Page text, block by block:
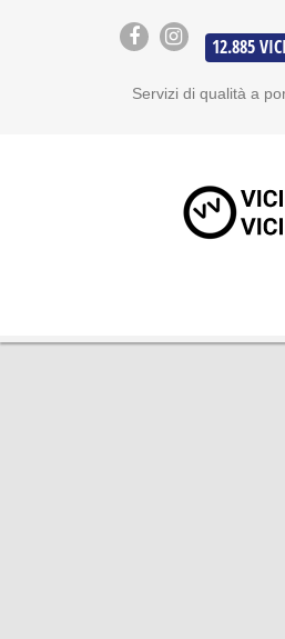
12.885
Servizi di qualità a